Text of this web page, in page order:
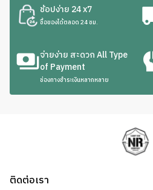
ช้อปง่าย 24 x7
ซื้อของได้ตลอด 24 ชม.
จ่ายง่าย สะดวก All Type
of Payment
ช่องทางชำระเงินหลากหลาย
ติดต่อเรา